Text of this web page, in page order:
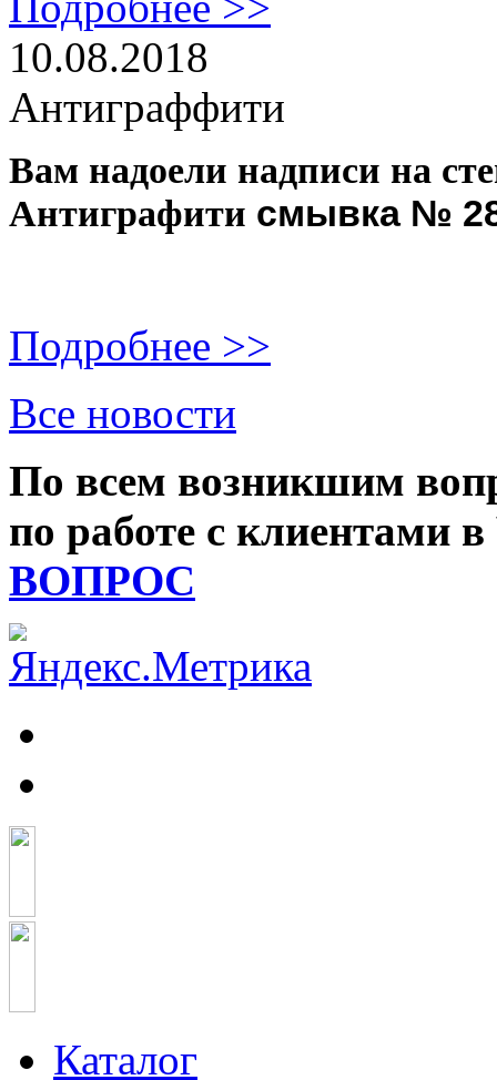
10.08.2018
Антиграффити
Вам надоели надписи на
Антиграфити смывка №
Подробнее >>
Все новости
По всем возникшим
по работе с клиентами
ВОПРОС
Каталог